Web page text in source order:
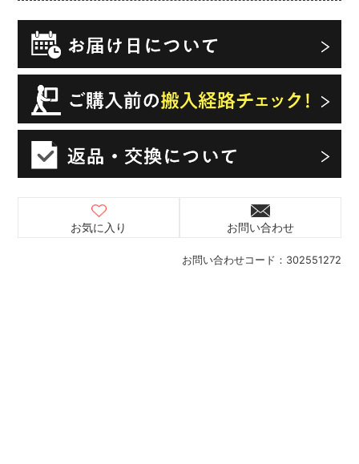
お問い合わせコード： 302551272
お気に入り お問い合わせ